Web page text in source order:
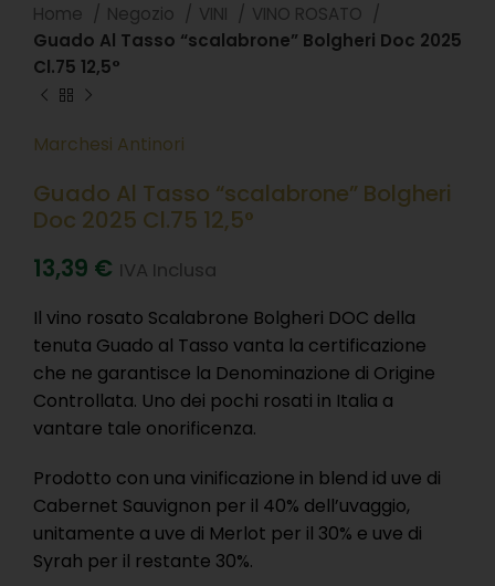
Home Negozio VINI
VINO ROSATO
Guado Al Tasso “scalabrone” Bolgheri Doc 2025
Cl.75 12,5°
Marchesi Antinori
Guado Al Tasso “scalabrone” Bolgheri
Doc 2025 Cl.75 12,5°
13,39 € IVA Inclusa
Il vino rosato Scalabrone Bolgheri DOC della
tenuta Guado al Tasso vanta la certificazione
che ne garantisce la Denominazione di Origine
Controllata. Uno dei pochi rosati in Italia a
vantare tale onorificenza.
Prodotto con una vinificazione in blend id uve di
Cabernet Sauvignon per il 40% dell’uvaggio,
unitamente a uve di Merlot per il 30% e uve di
Syrah per il restante 30%.